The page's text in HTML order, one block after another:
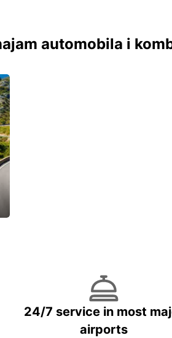
automobila i
24/7 service in most
airports